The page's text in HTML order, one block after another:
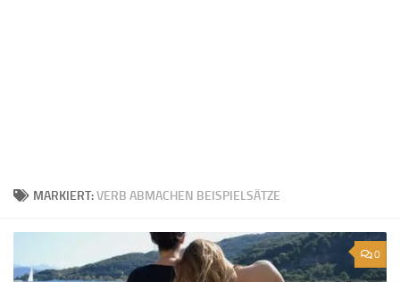
MARKIERT:VERB ABMACHEN BEISPIELSÄTZE
0